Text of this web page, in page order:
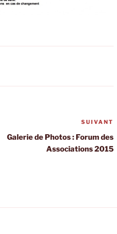
SUIVANT
Galerie de Photos : Forum des
Associations 2015